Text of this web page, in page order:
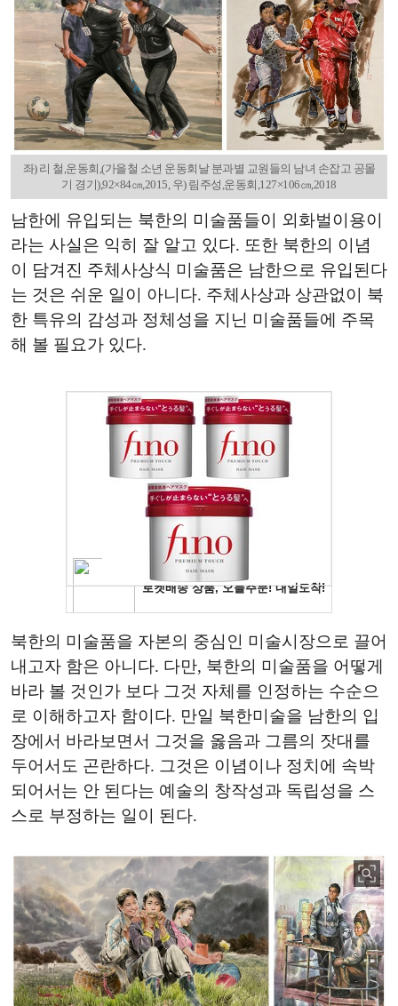
좌) 리 철,운동회,(가을철 소년 운동회날 분과별 교원들의 남녀 손잡고 공몰
기 경기),92×84㎝,2015, 우) 림주성,운동회,127×106㎝,2018
남한에 유입되는 북한의 미술품들이 외화벌이용이
라는 사실은 익히 잘 알고 있다. 또한 북한의 이념
이 담겨진 주체사상식 미술품은 남한으로 유입된다
는 것은 쉬운 일이 아니다. 주체사상과 상관없이 북
한 특유의 감성과 정체성을 지닌 미술품들에 주목
해 볼 필요가 있다.
북한의 미술품을 자본의 중심인 미술시장으로 끌어
내고자 함은 아니다. 다만, 북한의 미술품을 어떻게
바라 볼 것인가 보다 그것 자체를 인정하는 수순으
로 이해하고자 함이다. 만일 북한미술을 남한의 입
장에서 바라보면서 그것을 옳음과 그름의 잣대를
두어서도 곤란하다. 그것은 이념이나 정치에 속박
되어서는 안 된다는 예술의 창작성과 독립성을 스
스로 부정하는 일이 된다.